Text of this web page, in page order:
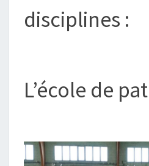
disciplines :
L’école de